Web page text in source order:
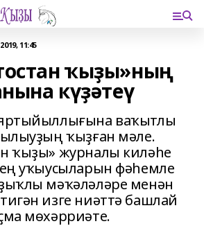
11:45
ҡыҙы»ның
күҙәтеү
ваҡытлы
ҡыҙған мәле.
ҡыҙы» журналы киләһе
уҡыусыларын фәһемле
мәҡәләләре менән
изге ниәттә башлай
мөхәрриәте.